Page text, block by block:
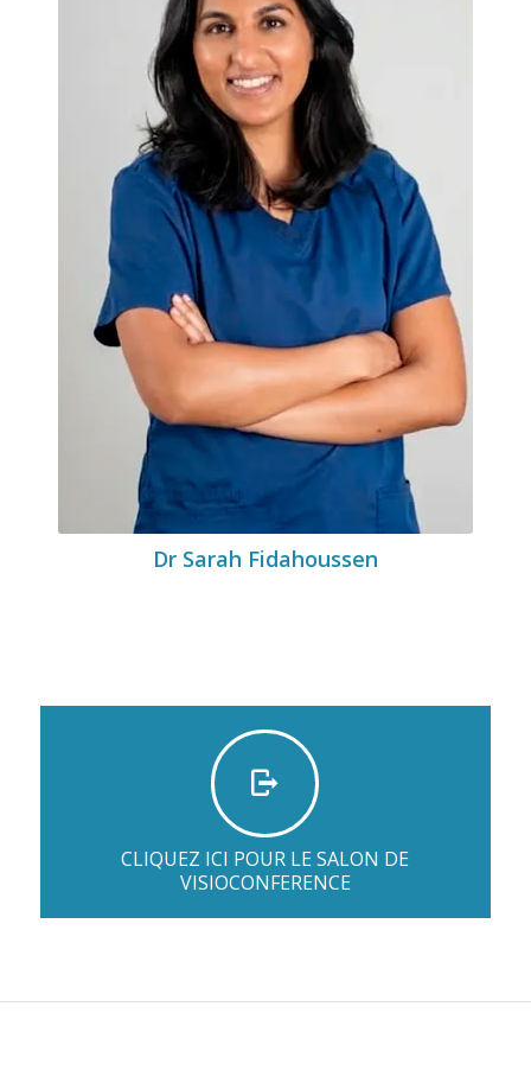
Dr Sarah Fidahoussen
CLIQUEZ ICI POUR LE SALON DE
VISIOCONFERENCE